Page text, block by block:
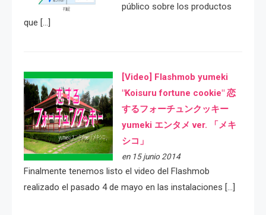
público sobre los productos
que […]
[Video] Flashmob yumeki
"Koisuru fortune cookie" 恋
するフォーチュンクッキー
yumeki エンタメ ver. 「メキ
シコ」
en 15 junio 2014
Finalmente tenemos listo el video del Flashmob
realizado el pasado 4 de mayo en las instalaciones […]